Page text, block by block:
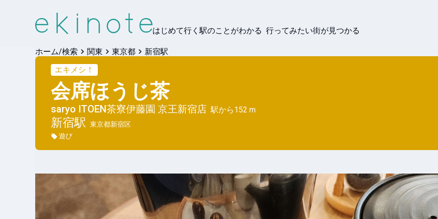
はじめて行く駅のことがわかる 行ってみたい街が見つかる
ホーム/検索 関東 東京都
新宿駅
エキメシ！
会席ほうじ茶
saryo ITOEN茶寮伊藤園 京王新宿店 駅から152 m
新宿駅 東京都新宿区
遊び